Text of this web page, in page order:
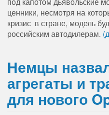
ценники, несмотря на
кризис в стране, модель
российским автодилерам.
Немцы
агрегаты и
для нового